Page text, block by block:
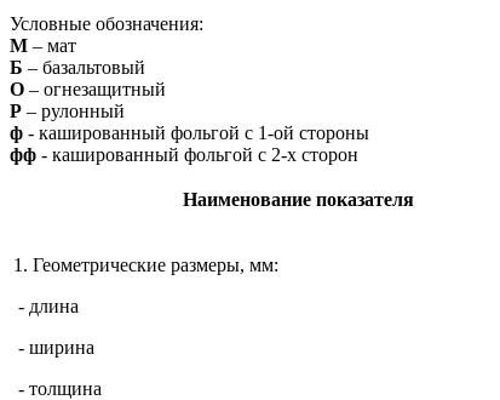
Условные обозначения:
М – мат
Б – базальтовый
О – огнезащитный
Р – рулонный
ф - кашированный фольгой с 1-ой стороны
фф - кашированный фольгой с 2-х сторон
Наименование показателя
1. Геометрические размеры, мм:
- длина
- ширина
- толщина